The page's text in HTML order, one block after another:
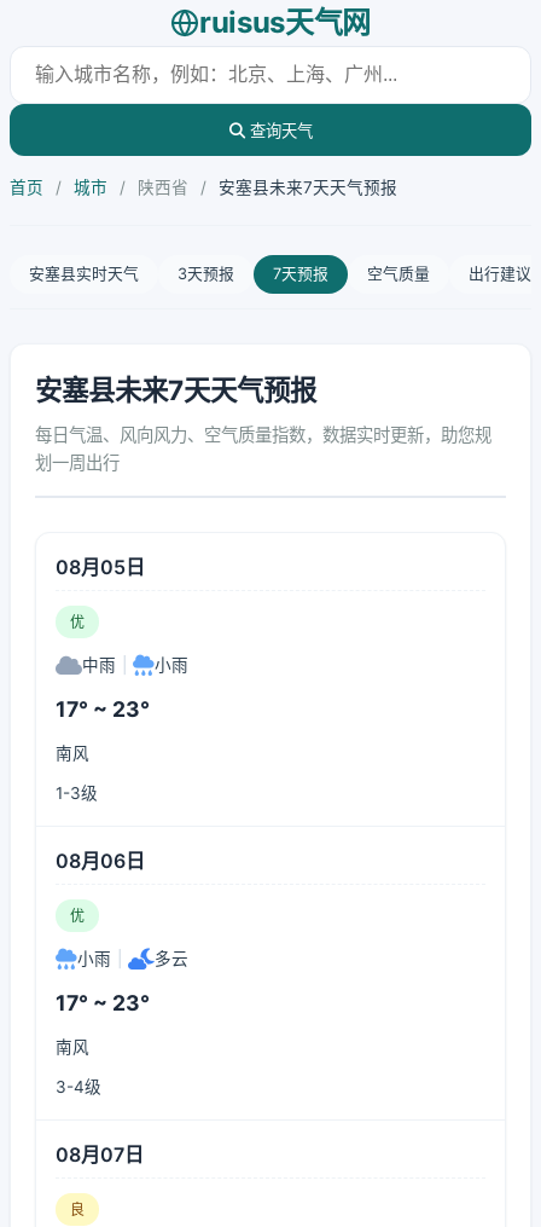
ruisus天气网
查询天气
首页 / 城市 / 陕西省 / 安塞县未来7天天气预报
安塞县实时天气 3天预报 7天预报 空气质量 出行建议
安塞县未来7天天气预报
每日气温、风向风力、空气质量指数，数据实时更新，助您规
划一周出行
08月05日
优
中雨 小雨
17° ~ 23°
南风
1-3级
08月06日
优
小雨 多云
17° ~ 23°
南风
3-4级
08月07日
良